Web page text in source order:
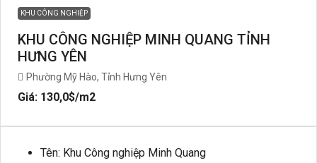
KHU CÔNG NGHIỆP
KHU CÔNG NGHIỆP MINH QUANG TỈNH
HƯNG YÊN
Phường Mỹ Hào, Tỉnh Hưng Yên
Giá: 130,0$/m2
Tên: Khu Công nghiệp Minh Quang